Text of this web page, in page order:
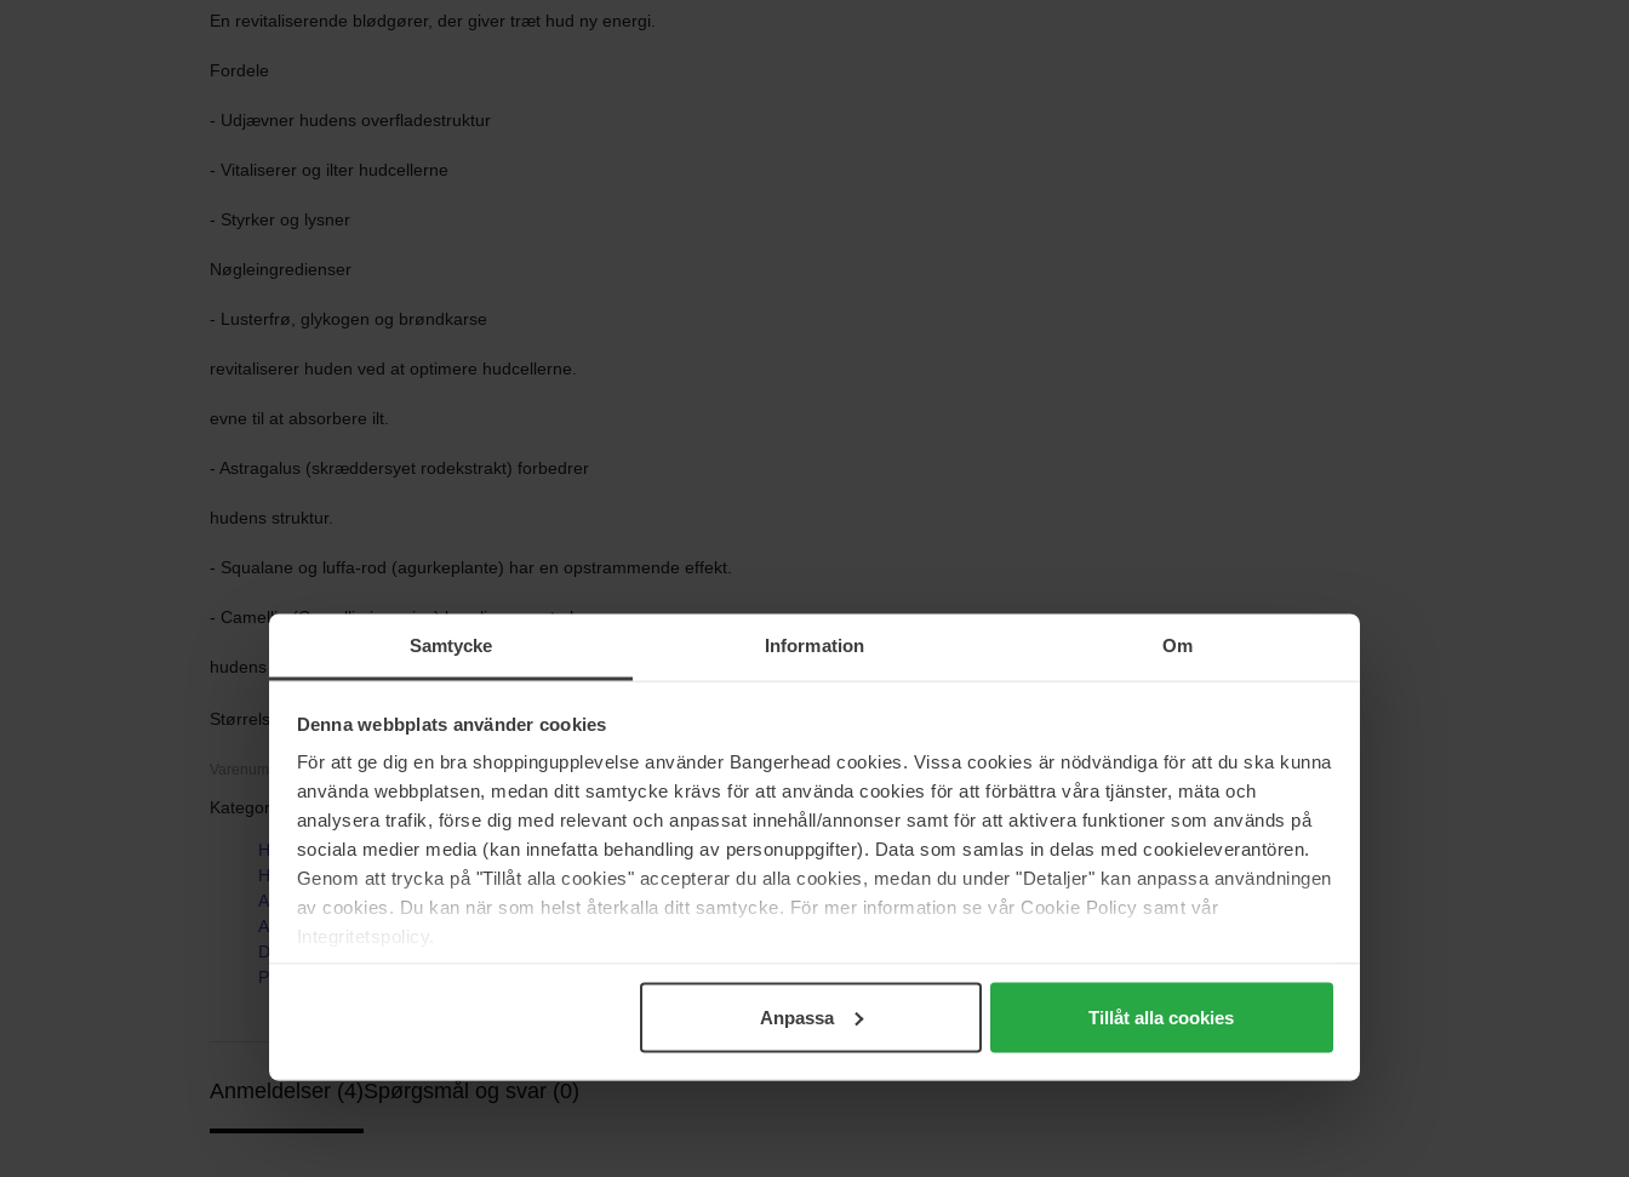
Samtycke Information Om
Denna webbplats använder cookies
För att ge dig en bra shoppingupplevelse använder Bangerhead cookies. Vissa cookies är nödvändiga för att du ska kunna
använda webbplatsen, medan ditt samtycke krävs för att använda cookies för att förbättra våra tjänster, mäta och
analysera trafik, förse dig med relevant och anpassat innehåll/annonser samt för att aktivera funktioner som används på
sociala medier media (kan innefatta behandling av personuppgifter). Data som samlas in delas med cookieleverantören.
Genom att trycka på "Tillåt alla cookies" accepterar du alla cookies, medan du under "Detaljer" kan anpassa användningen
av cookies. Du kan när som helst återkalla ditt samtycke. För mer information se vår Cookie Policy samt vår
Integritetspolicy.
Anpassa Tillåt alla cookies
En revitaliserende blødgører, der giver træt hud ny energi.
Fordele
- Udjævner hudens overfladestruktur
- Vitaliserer og ilter hudcellerne
- Styrker og lysner
Nøgleingredienser
- Lusterfrø, glykogen og brøndkarse
revitaliserer huden ved at optimere hudcellerne.
evne til at absorbere ilt.
- Astragalus (skræddersyet rodekstrakt) forbedrer
hudens struktur.
- Squalane og luffa-rod (agurkeplante) har en opstrammende effekt.
- Camellia (Camellia japonica) beroliger og styrker.
hudens barrierefunktio
Størrelse: 50 ml
Varenummer: 114208
Kategorier:
Hjem
Hudpleje
Ansigt
Ansigtscreme
Dagcreme
Phyto Nature Oxygen Cream
Anmeldelser (4)Spørgsmål og svar (0)